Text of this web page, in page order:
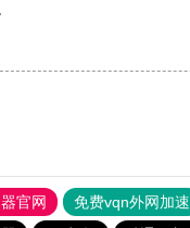
官网 免费vqn外网加速